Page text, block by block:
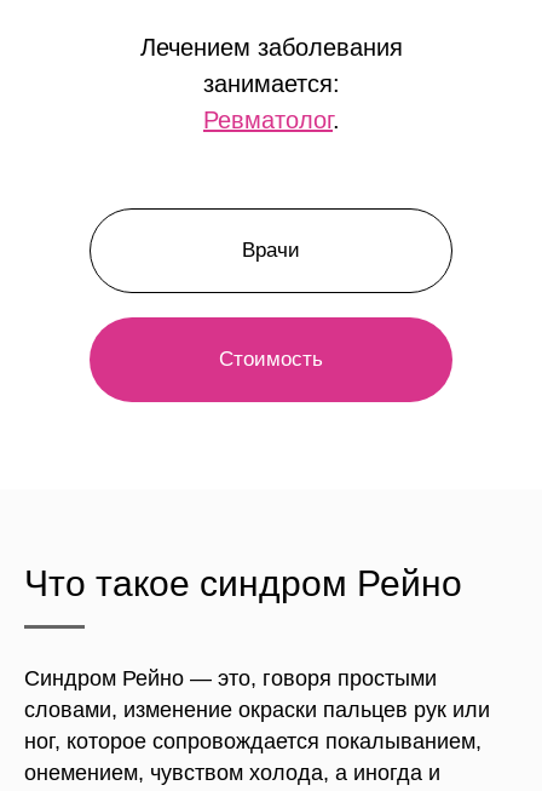
Врачи
Лечением заболевания
занимается:
Ревматолог.
Стоимость
Что такое синдром Рейно
Синдром Рейно — это, говоря простыми
словами, изменение окраски пальцев рук или
ног, которое сопровождается покалыванием,
онемением, чувством холода, а иногда и